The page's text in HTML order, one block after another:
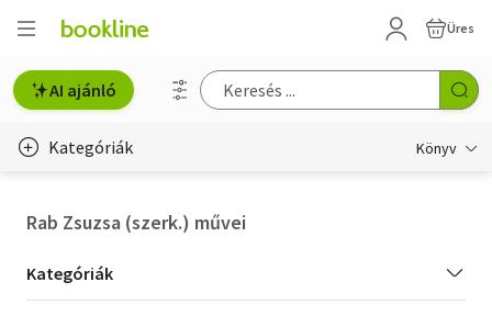
Üres
AI ajánló
Kategóriák Könyv
Rab Zsuzsa (szerk.) művei
Kategória
szűrés
Kategóriák